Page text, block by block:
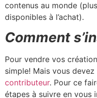
contenus au monde
disponibles à l’achat).
Comment
Pour vendre vos
simple! Mais vous
contributeur. Pour ce
étapes à suivre en vous